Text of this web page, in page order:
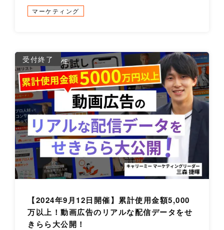
マーケティング
受付終了
【2024年9月12日開催】累計使用金額5,000
万以上！動画広告のリアルな配信データをせ
きらら大公開！